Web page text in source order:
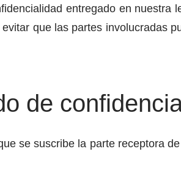
entregado en nuestra
que las partes involucradas
de
se suscribe la parte receptora